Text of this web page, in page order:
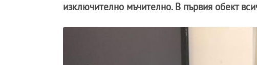
изключително мъчително. В първия обект